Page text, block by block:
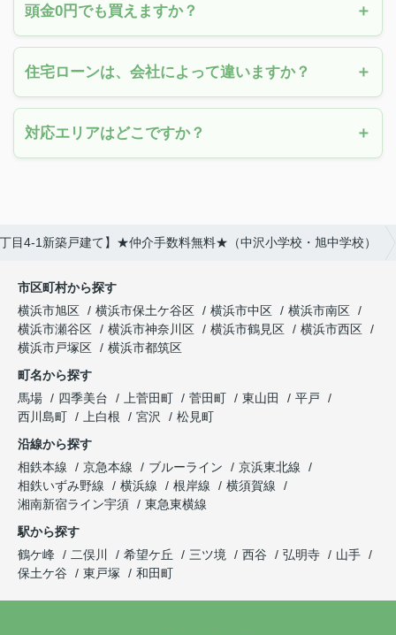
頭金0円でも買えますか？
住宅ローンは、会社によって違いますか？
対応エリアはどこですか？
目4-1新築戸建て】★仲介手数料無料★（中沢小学校・旭中学校）
市区町村から探す
横浜市旭区
横浜市保土ケ谷区 横浜市中区
横浜市南区
横浜市瀬谷区
横浜市神奈川区 横浜市鶴見区
横浜市西区
横浜市戸塚区
横浜市都筑区
町名から探す
馬場
四季美台 上菅田町 菅田町 東山田
平戸
西川島町
上白根 宮沢
松見町
沿線から探す
相鉄本線
京急本線 ブルーライン
京浜東北線
相鉄いずみ野線
横浜線 根岸線
横須賀線
湘南新宿ライン宇須
東急東横線
駅から探す
鶴ケ峰
二俣川 希望ケ丘 三ツ境 西谷 弘明寺
山手
保土ケ谷
東戸塚 和田町